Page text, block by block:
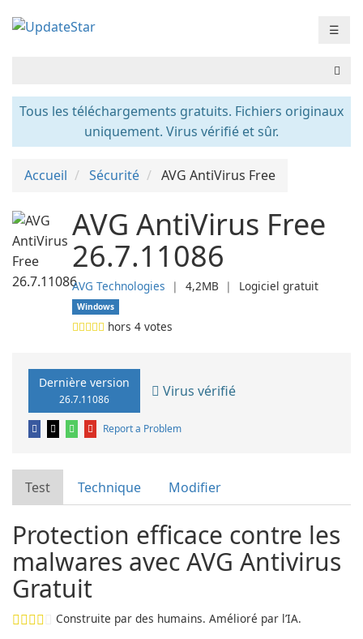
☰
Tous les téléchargements gratuits. Fichiers originaux
uniquement. Virus vérifié et sûr.
Accueil Sécurité AVG AntiVirus Free
AVG AntiVirus Free
26.7.11086
AVG Technologies ❘ 4,2MB ❘ Logiciel gratuit
Windows
hors 4 votes
Dernière version
26.7.11086 Virus vérifié
Report a Problem
Test Technique Modifier
Protection efficace contre les
malwares avec AVG Antivirus
Gratuit
Construite par des humains. Amélioré par l’IA.